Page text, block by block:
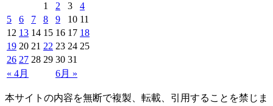
« 4月 6月 »
1 2 3
4
5
6 7 8 9 10 11
12 13 14 15 16 17 18
19 20 21 22 23 24 25
26 27 28 29 30 31
本サイトの内容を無断で複製、転載、引用することを禁じま